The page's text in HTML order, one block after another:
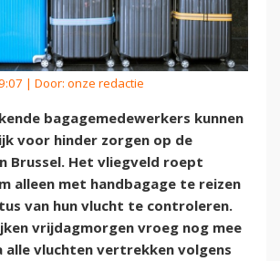
| Door: onze redactie
bagagemedewerkers kunnen
voor hinder zorgen op de
Brussel. Het vliegveld roept
alleen met handbagage te reizen
van hun vlucht te controleren.
vrijdagmorgen vroeg nog mee
alle vluchten vertrekken volgens